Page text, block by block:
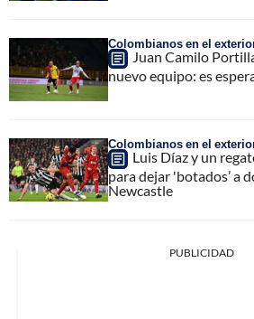
Colombianos en el
Juan Camilo
nuevo equipo: es
Colombianos en el
Luis Díaz y un
para dejar 'botados’ a
Newcastle
PUBLICIDAD